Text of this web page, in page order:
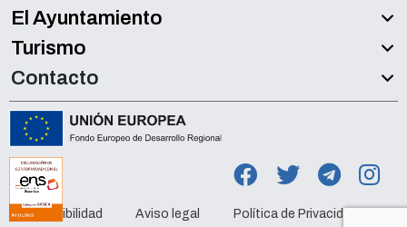
El Ayuntamiento
Turismo
Contacto
Accesibilidad Aviso legal Política de Privacidad